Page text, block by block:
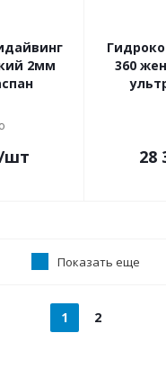
2мм
шт
360
28
Показать еще
1 2